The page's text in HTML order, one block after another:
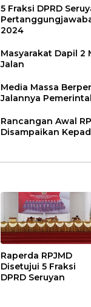
5 Fraksi DPRD
2024
Masyarakat Dapil 2
Jalan
Media Massa
Jalannya
Rancangan Awal
Disampaikan
Raperda RPJMD
Disetujui 5 Fraksi
DPRD Seruyan